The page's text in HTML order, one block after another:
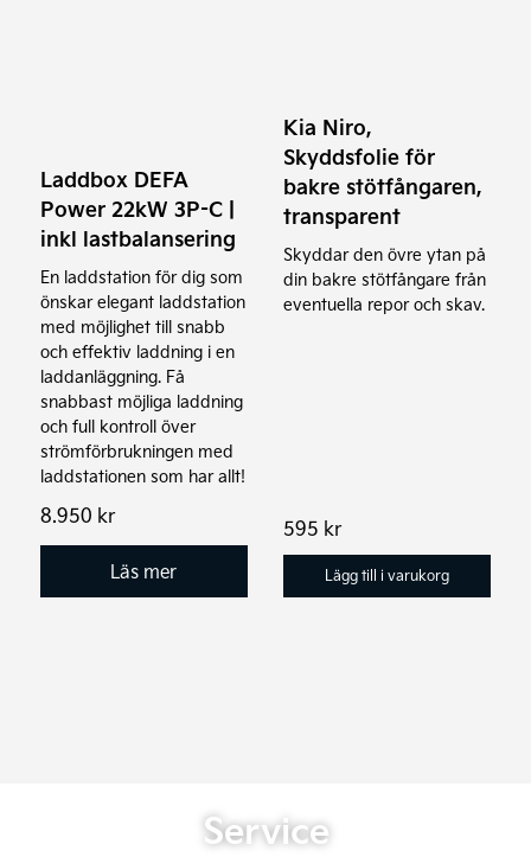
Laddbox DEFA
Power 22kW 3P-C |
inkl lastbalansering
En laddstation för dig som
önskar elegant laddstation
med möjlighet till snabb
och effektiv laddning i en
laddanläggning. Få
snabbast möjliga laddning
och full kontroll över
strömförbrukningen med
laddstationen som har allt!
8.950 kr
Läs mer
Kia Niro,
Skyddsfolie för
bakre stötfångaren,
transparent
Skyddar den övre ytan på
din bakre stötfångare från
eventuella repor och skav.
595 kr
Lägg till i varukorg
Service